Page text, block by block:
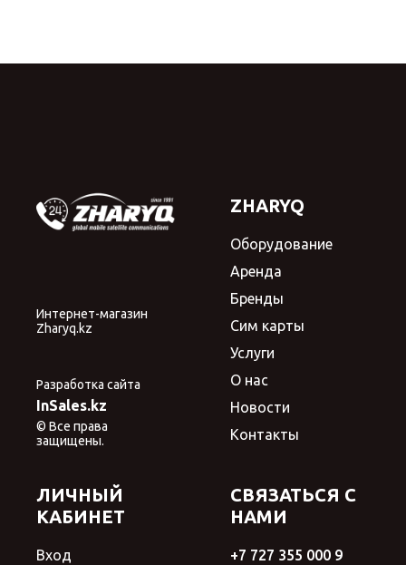
Интернет-магазин
Zharyq.kz
Разработка сайта
InSales.kz
© Все права
защищены.
ZHARYQ
Оборудование
Аренда
Бренды
Сим карты
Услуги
О нас
Новости
Контакты
ЛИЧНЫЙ
КАБИНЕТ
Вход
СВЯЗАТЬСЯ С
НАМИ
+7 727 355 000 9